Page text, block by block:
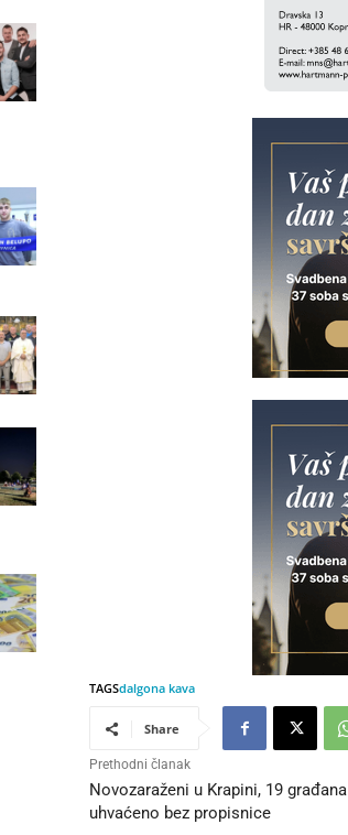
TAGSdalgona kava
Share
Prethodni članak
Novozaraženi u Krapini, 19 građana
uhvaćeno bez propisnice